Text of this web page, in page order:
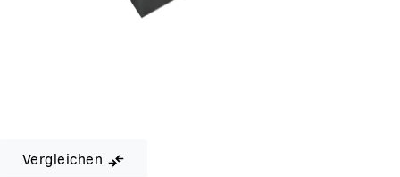
Vergleichen